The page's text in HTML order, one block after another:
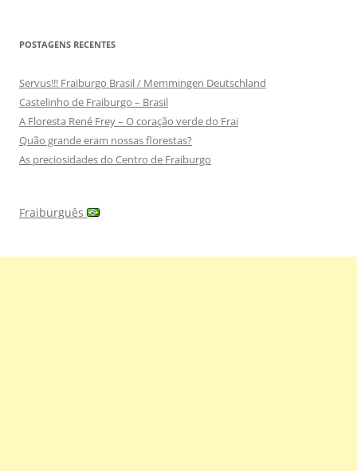
POSTAGENS RECENTES
Servus!!! Fraiburgo Brasil / Memmingen Deutschland
Castelinho de Fraiburgo – Brasil
A Floresta René Frey – O coração verde do Frai
Quão grande eram nossas florestas?
As preciosidades do Centro de Fraiburgo
Fraiburguês